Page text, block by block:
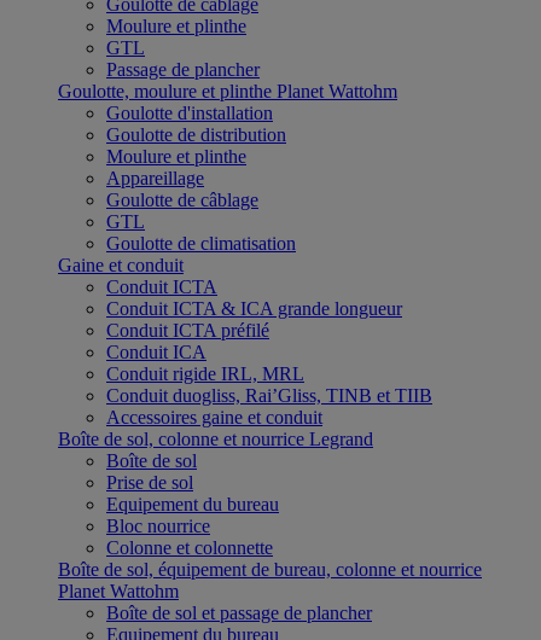
Goulotte de câblage
Moulure et plinthe
GTL
Passage de plancher
Goulotte, moulure et plinthe Planet Wattohm
Goulotte d'installation
Goulotte de distribution
Moulure et plinthe
Appareillage
Goulotte de câblage
GTL
Goulotte de climatisation
Gaine et conduit
Conduit ICTA
Conduit ICTA & ICA grande longueur
Conduit ICTA préfilé
Conduit ICA
Conduit rigide IRL, MRL
Conduit duogliss, Rai’Gliss, TINB et TIIB
Accessoires gaine et conduit
Boîte de sol, colonne et nourrice Legrand
Boîte de sol
Prise de sol
Equipement du bureau
Bloc nourrice
Colonne et colonnette
Boîte de sol, équipement de bureau, colonne et nourrice
Planet Wattohm
Boîte de sol et passage de plancher
Equipement du bureau